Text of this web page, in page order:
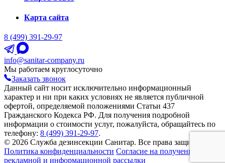
Карта сайта
8 (499) 391-29-97
info@sanitar-company.ru
Мы работаем круглосуточно
Заказать звонок
Данный сайт носит исключительно информационный
характер и ни при каких условиях не является публичной
офертой, определяемой положениями Статьи 437
Гражданского Кодекса РФ. Для получения подробной
информации о стоимости услуг, пожалуйста, обращайтесь по
телефону: 8 (499) 391-29-97.
© 2026 Служба дезинсекции Санитар. Все права защищены.
Политика конфиденциальности Согласие на получение
рекламной и информационной рассылки